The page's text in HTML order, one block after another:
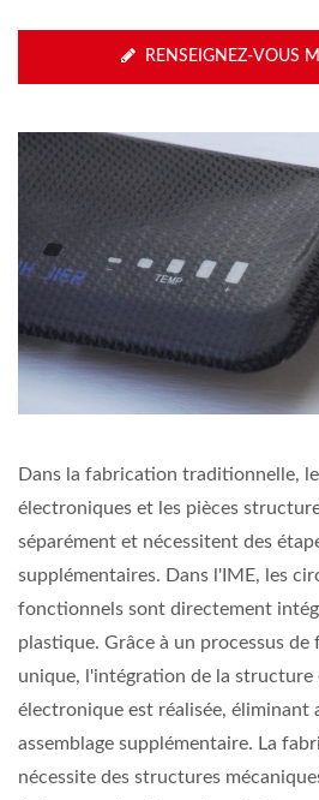
RENSEIGNEZ-VOUS
Dans la fabrication traditionnelle,
électroniques et les pièces
séparément et nécessitent des
supplémentaires. Dans l'IME, les
fonctionnels sont directement
plastique. Grâce à un processus
unique, l'intégration de la
électronique est réalisée, éliminant
assemblage supplémentaire. La
nécessite des structures